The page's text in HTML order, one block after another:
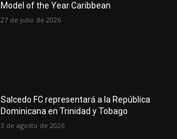
Model of the Year Caribbean
27 de julio de 2026
Salcedo FC representará a la República
Dominicana en Trinidad y Tobago
3 de agosto de 2026